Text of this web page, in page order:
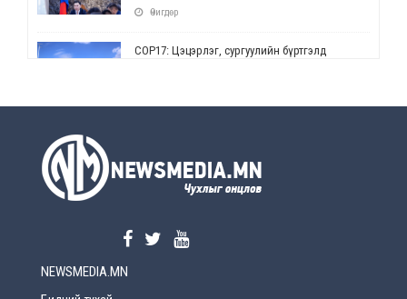
Өчигдөр
СОР17: Цэцэрлэг, сургуулийн бүртгэлд
Өчигдөр
Өчигдөр
NEWSMEDIA.MN